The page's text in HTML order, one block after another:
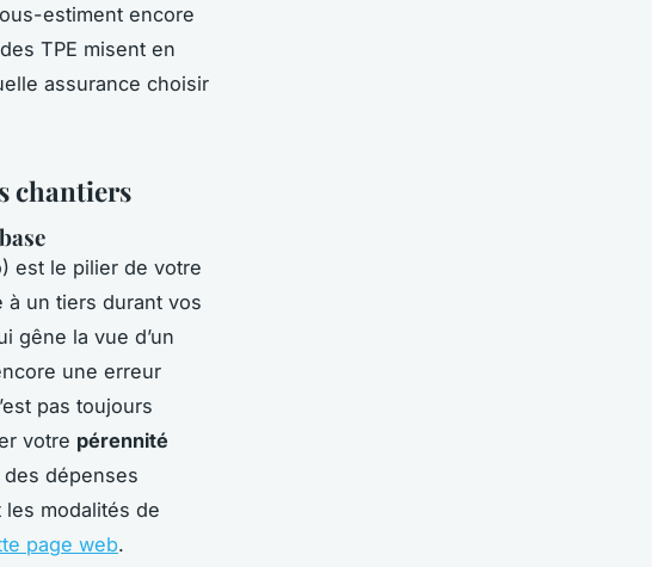
estiment encore
TPE misent en
assurance choisir
chantiers
est le pilier de votre
à un tiers durant vos
gêne la vue d’un
une erreur
pas toujours
votre pérennité
dépenses
modalités de
page web.